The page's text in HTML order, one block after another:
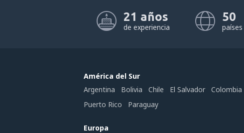
21 años
de experiencia
50
países
América del Sur
Argentina
Bolivia Chile El Salvador Colombia
Puerto Rico
Paraguay
Europa